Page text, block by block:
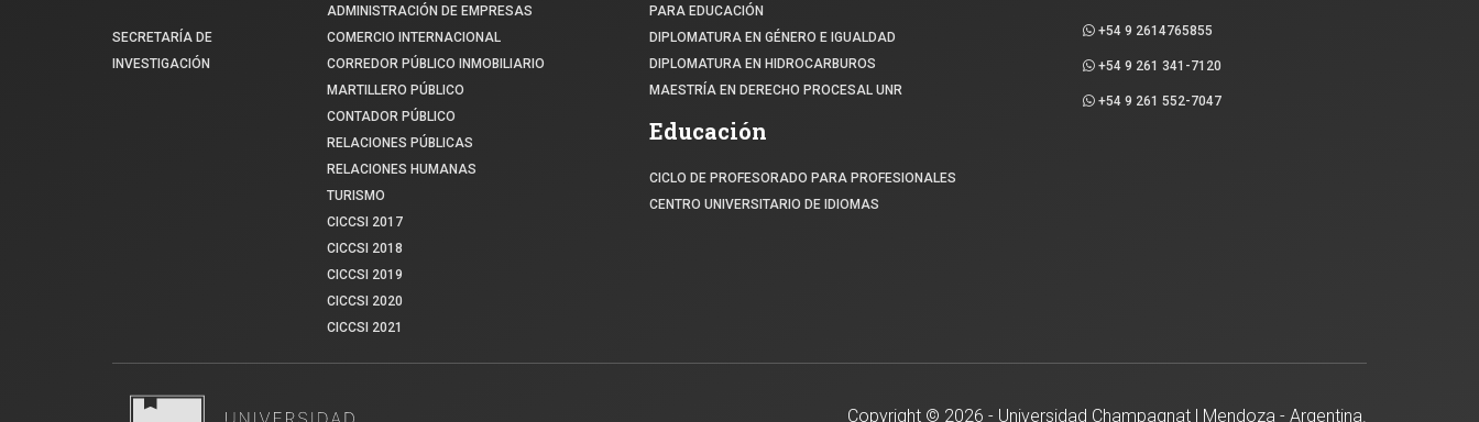
SECRETARÍA DE
INVESTIGACIÓN
ADMINISTRACIÓN DE EMPRESAS
COMERCIO INTERNACIONAL
CORREDOR PÚBLICO INMOBILIARIO
MARTILLERO PÚBLICO
CONTADOR PÚBLICO
RELACIONES PÚBLICAS
RELACIONES HUMANAS
TURISMO
CICCSI 2017
CICCSI 2018
CICCSI 2019
CICCSI 2020
CICCSI 2021
PARA EDUCACIÓN
DIPLOMATURA EN GÉNERO E IGUALDAD
DIPLOMATURA EN HIDROCARBUROS
MAESTRÍA EN DERECHO PROCESAL UNR
Educación
CICLO DE PROFESORADO PARA PROFESIONALES
CENTRO UNIVERSITARIO DE IDIOMAS
+54 9 2614765855
+54 9 261 341-7120
+54 9 261 552-7047
Copyright © 2026 - Universidad Champagnat | Mendoza - Argentina.